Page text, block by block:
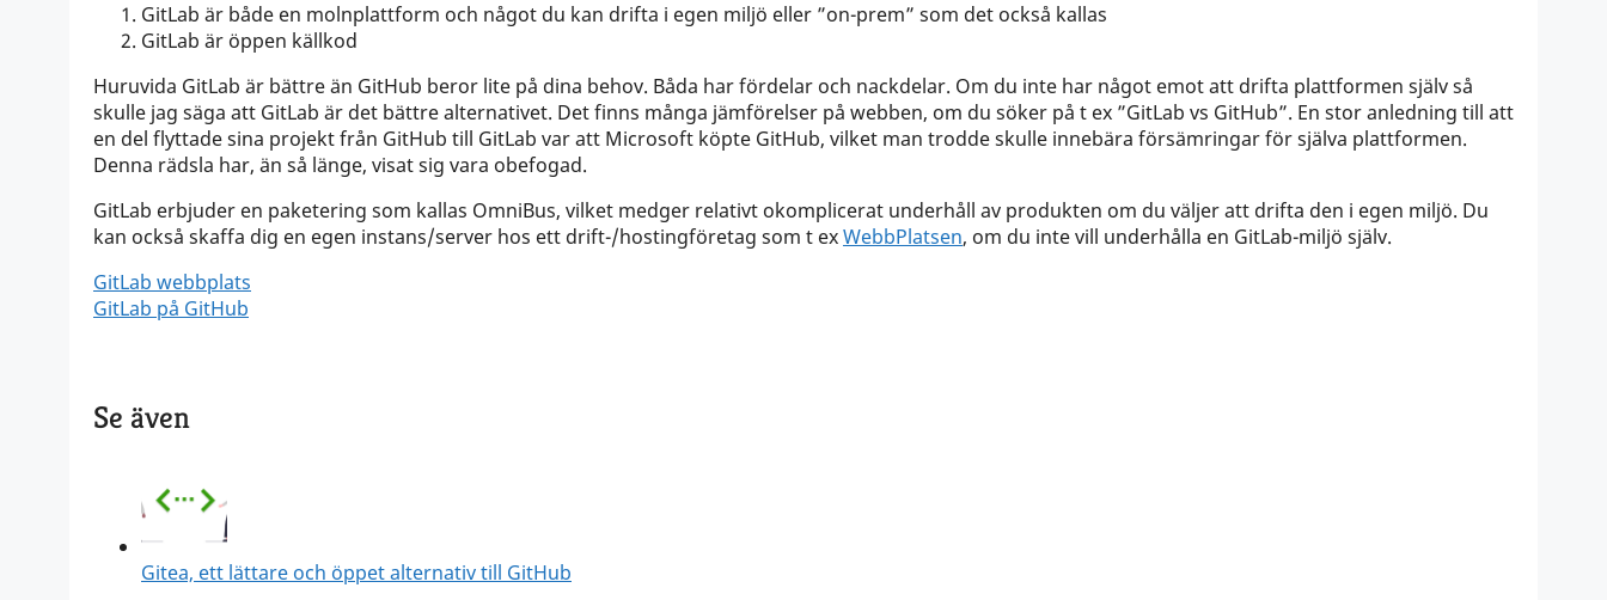
GitLab är både en molnplattform och något du kan drifta i egen miljö eller ”on-prem” som det också kallas
GitLab är öppen källkod
Huruvida GitLab är bättre än GitHub beror lite på dina behov. Båda har fördelar och nackdelar. Om du inte har något emot att drifta plattformen själv så
skulle jag säga att GitLab är det bättre alternativet. Det finns många jämförelser på webben, om du söker på t ex ”GitLab vs GitHub”. En stor anledning till att
en del flyttade sina projekt från GitHub till GitLab var att Microsoft köpte GitHub, vilket man trodde skulle innebära försämringar för själva plattformen.
Denna rädsla har, än så länge, visat sig vara obefogad.
GitLab erbjuder en paketering som kallas OmniBus, vilket medger relativt okomplicerat underhåll av produkten om du väljer att drifta den i egen miljö. Du
kan också skaffa dig en egen instans/server hos ett drift-/hostingföretag som t exWebbPlatsen, om du inte vill underhålla en GitLab-miljö själv.
GitLab webbplats
GitLab på GitHub
Se även
Gitea, ett lättare och öppet alternativ till GitHub